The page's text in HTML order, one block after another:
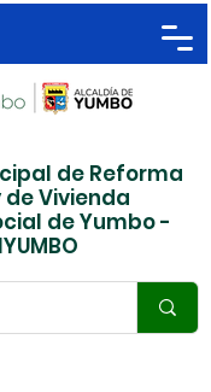
de Reforma
de Vivienda
de Yumbo -